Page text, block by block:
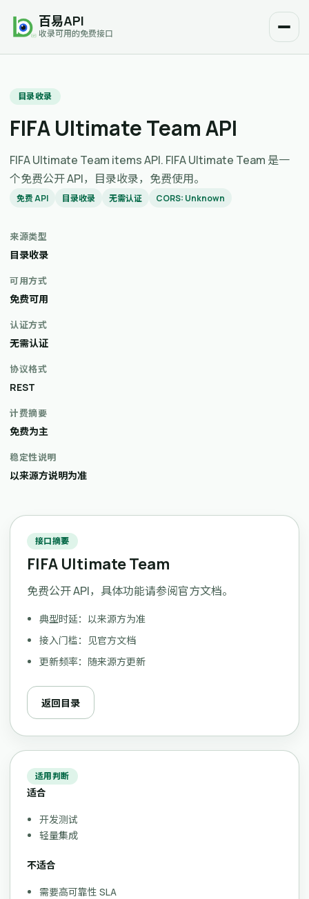
百易API
收录可用的免费接口
目录收录
FIFA Ultimate Team API
FIFA Ultimate Team items API. FIFA Ultimate Team 是一
个免费公开 API，目录收录，免费使用。
免费 API 目录收录 无需认证 CORS: Unknown
来源类型
目录收录
可用方式
免费可用
认证方式
无需认证
协议格式
REST
计费摘要
免费为主
稳定性说明
以来源方说明为准
接口摘要
FIFA Ultimate Team
免费公开 API，具体功能请参阅官方文档。
典型时延：以来源方为准
接入门槛：见官方文档
更新频率：随来源方更新
返回目录
适用判断
适合
开发测试
轻量集成
不适合
需要高可靠性 SLA